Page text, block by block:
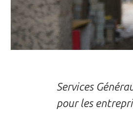
Services
pour les